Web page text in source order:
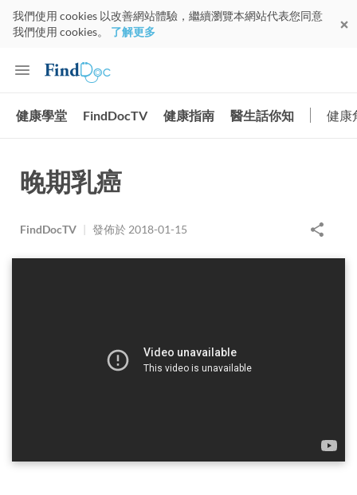
我們使用 cookies 以改善網站體驗，繼續瀏覽本網站代表您同意
我們使用 cookies。 了解更多
健康學堂 FindDocTV 健康指南 醫生話你知 健康
晚期乳癌
FindDocTV | 發佈於 2018-01-15